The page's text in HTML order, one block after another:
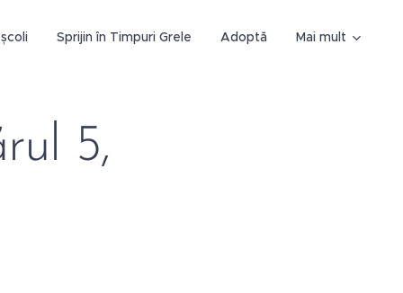
Sprijin în Timpuri Grele Adoptă Mai mult
5,